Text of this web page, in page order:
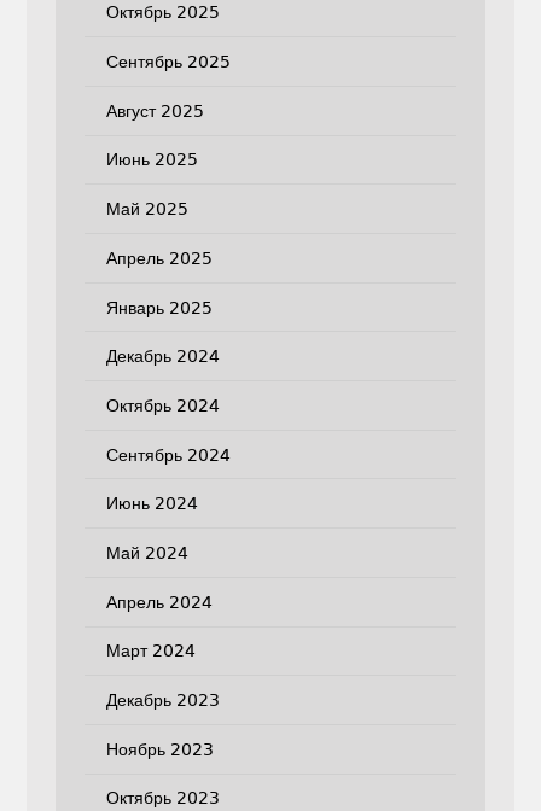
Октябрь 2025
Сентябрь 2025
Август 2025
Июнь 2025
Май 2025
Апрель 2025
Январь 2025
Декабрь 2024
Октябрь 2024
Сентябрь 2024
Июнь 2024
Май 2024
Апрель 2024
Март 2024
Декабрь 2023
Ноябрь 2023
Октябрь 2023